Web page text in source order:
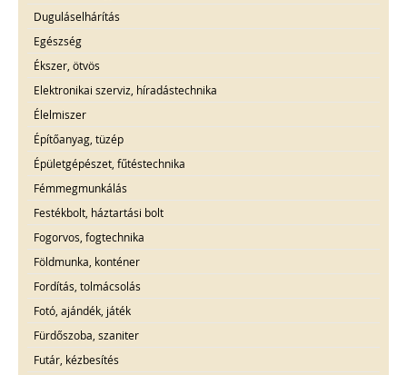
Duguláselhárítás
Egészség
Ékszer, ötvös
Elektronikai szerviz, híradástechnika
Élelmiszer
Építőanyag, tüzép
Épületgépészet, fűtéstechnika
Fémmegmunkálás
Festékbolt, háztartási bolt
Fogorvos, fogtechnika
Földmunka, konténer
Fordítás, tolmácsolás
Fotó, ajándék, játék
Fürdőszoba, szaniter
Futár, kézbesítés